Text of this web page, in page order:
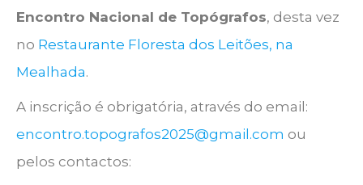
Encontro Nacional de Topógrafos, desta vez
no Restaurante Floresta dos Leitões, na
Mealhada.
A inscrição é obrigatória, através do email:
encontro.topografos2025@gmail.com ou
pelos contactos: